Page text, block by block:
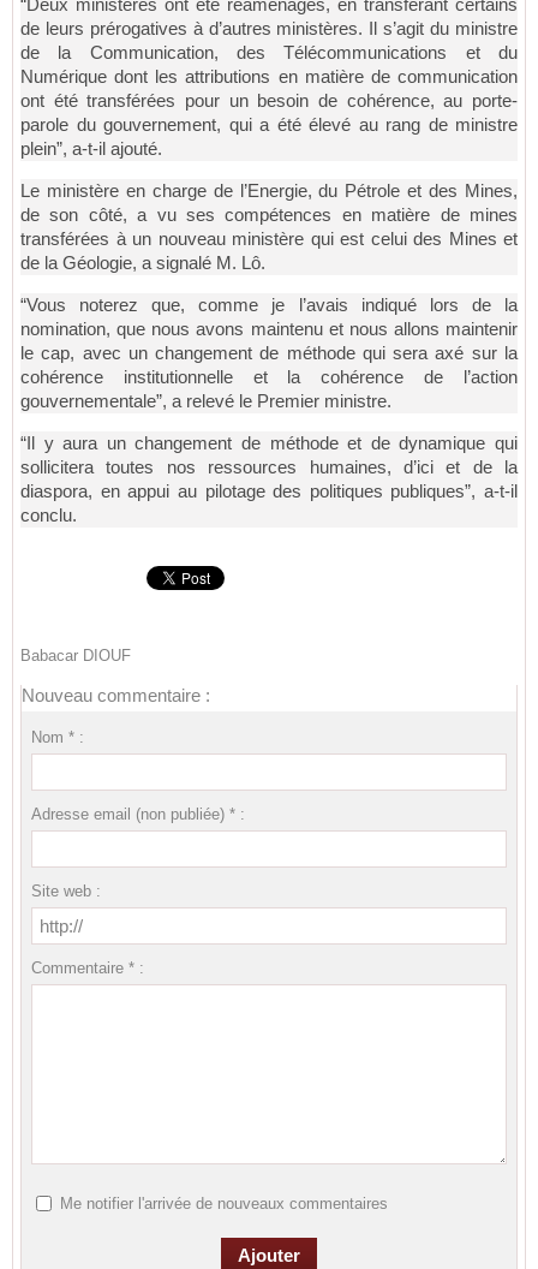
de leurs prérogatives à d’autres ministères. Il s’agit du ministre
de la Communication, des Télécommunications et du
Numérique dont les attributions en matière de communication
ont été transférées pour un besoin de cohérence, au porte-
parole du gouvernement, qui a été élevé au rang de ministre
plein”, a-t-il ajouté.
Le ministère en charge de l’Energie, du Pétrole et des Mines,
de son côté, a vu ses compétences en matière de mines
transférées à un nouveau ministère qui est celui des Mines et
de la Géologie, a signalé M. Lô.
“Vous noterez que, comme je l’avais indiqué lors de la
nomination, que nous avons maintenu et nous allons maintenir
le cap, avec un changement de méthode qui sera axé sur la
cohérence institutionnelle et la cohérence de l’action
gouvernementale”, a relevé le Premier ministre.
“Il y aura un changement de méthode et de dynamique qui
sollicitera toutes nos ressources humaines, d’ici et de la
diaspora, en appui au pilotage des politiques publiques”, a-t-il
conclu.
Babacar DIOUF
Nouveau commentaire :
Nom * :
Adresse email (non publiée) * :
Site web :
Commentaire * :
Me notifier l'arrivée de nouveaux commentaires